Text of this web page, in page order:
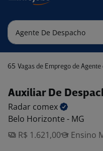
65 Vagas de Emprego de Agente
Auxiliar De
Radar comex
Belo Horizonte - MG
R$ 1.621,00
Ensino